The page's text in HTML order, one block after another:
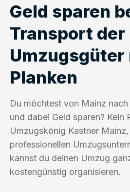
Geld sparen
Transport der
Umzugsgüter
Planken
Du möchtest von Mainz
und dabei Geld sparen? Kein
Umzugskönig Kastner
professionellen
kannst du deinen Umzug
kostengünstig organisieren.